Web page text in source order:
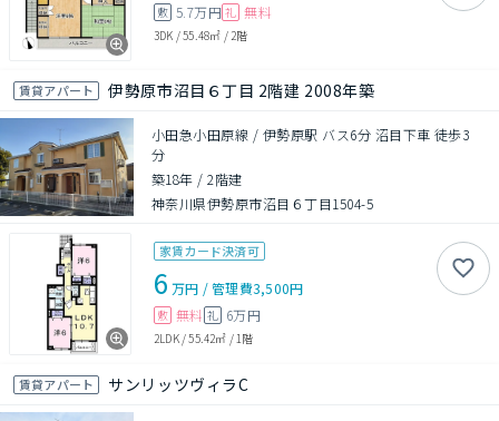
敷 5.7万円 礼 無料
3DK /55.48㎡ / 2階
賃貸アパート 伊勢原市沼目６丁目 2階建 2008年築
小田急小田原線 / 伊勢原駅 バス6分 沼目下車 徒歩3
分
築18年 /2階建
神奈川県伊勢原市沼目６丁目1504-5
家賃カード決済可
6 万円 /管理費3,500円
敷 無料 礼 6万円
2LDK/55.42㎡ /1階
賃貸アパート サンリッツヴィラC